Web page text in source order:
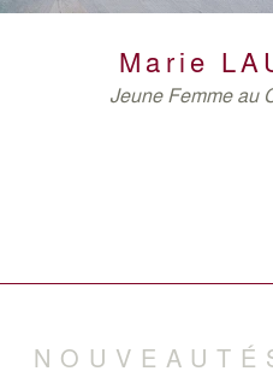
Marie
Jeune Femme au